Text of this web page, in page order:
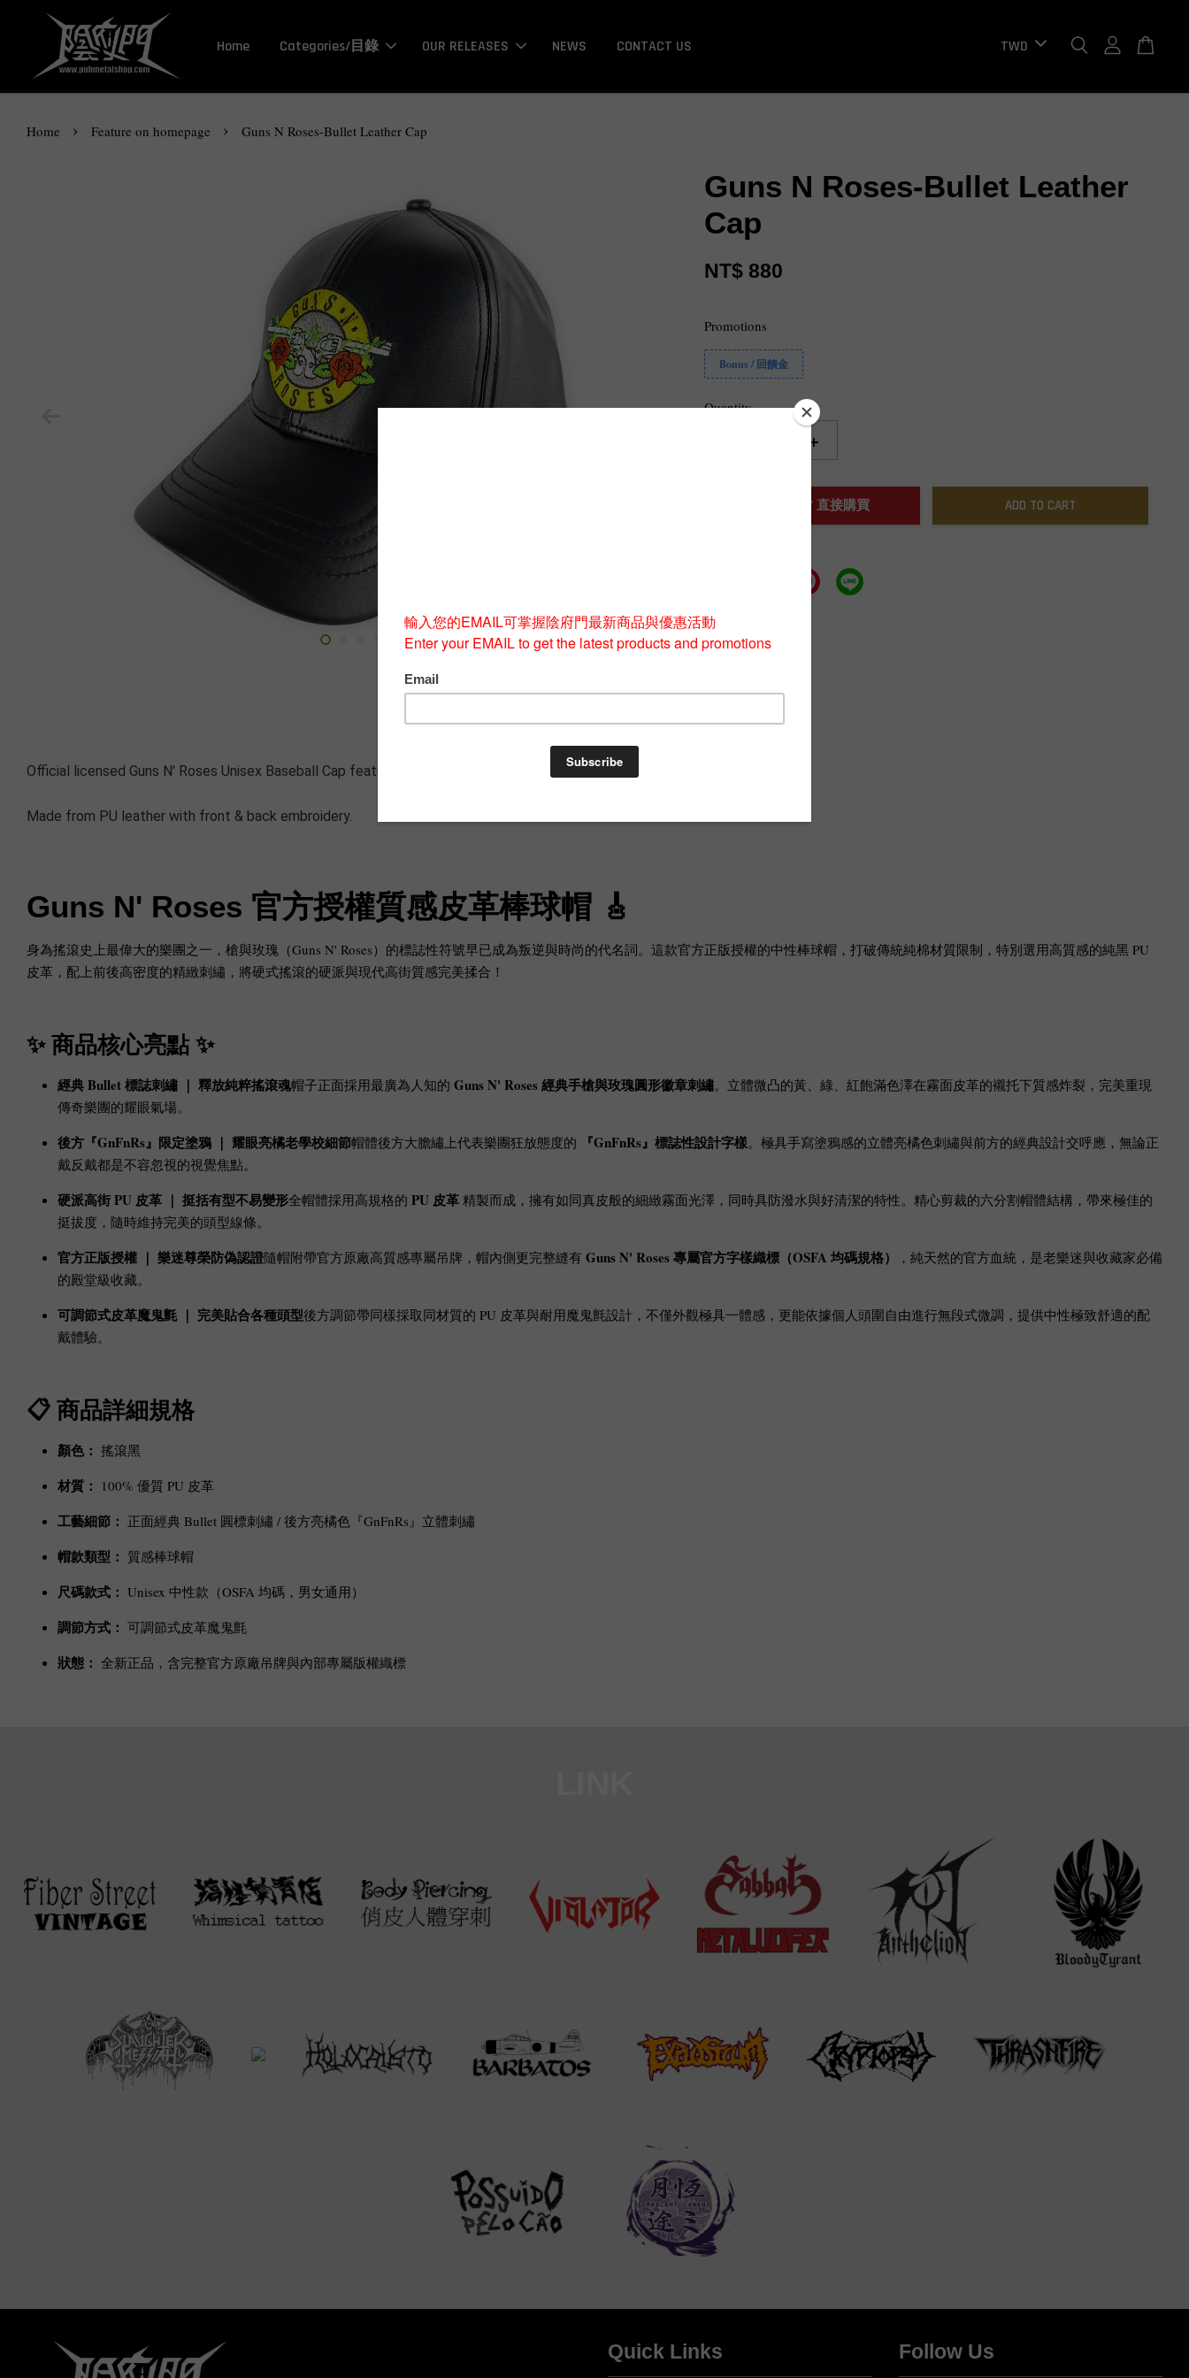
Home Categories/目錄 OUR RELEASES NEWS CONTACT US
Home › Feature on homepage › Guns N Roses-Bullet Leather Cap
Guns N Roses-Bullet Leather
Cap
NT$ 880
Promotions
Bonus / 回饋金
Quantity
+
BUY NOW / 直接購買 ADD TO CART
Official licensed Guns N' Roses Unisex Baseball Cap featuring the 'GnFnRs' design motif.
Made from PU leather with front & back embroidery.
Guns N' Roses 官方授權質感皮革棒球帽 🎸
身為搖滾史上最偉大的樂團之一，槍與玫瑰（Guns N' Roses）的標誌性符號早已成為叛逆與時尚的代名詞。這款官方正版授權的中性棒球帽，打破傳統純棉材質限制，特別選用高質感的純黑 PU
皮革，配上前後高密度的精緻刺繡，將硬式搖滾的硬派與現代高街質感完美揉合！
✨ 商品核心亮點 ✨
經典 Bullet 標誌刺繡 ｜ 釋放純粹搖滾魂帽子正面採用最廣為人知的 Guns N' Roses 經典手槍與玫瑰圓形徽章刺繡。立體微凸的黃、綠、紅飽滿色澤在霧面皮革的襯托下質感炸裂，完美重現
傳奇樂團的耀眼氣場。
後方『GnFnRs』限定塗鴉 ｜ 耀眼亮橘老學校細節帽體後方大膽繡上代表樂團狂放態度的 『GnFnRs』標誌性設計字樣。極具手寫塗鴉感的立體亮橘色刺繡與前方的經典設計交呼應，無論正
戴反戴都是不容忽視的視覺焦點。
硬派高街 PU 皮革 ｜ 挺括有型不易變形全帽體採用高規格的 PU 皮革 精製而成，擁有如同真皮般的細緻霧面光澤，同時具防潑水與好清潔的特性。精心剪裁的六分割帽體結構，帶來極佳的
挺拔度，隨時維持完美的頭型線條。
官方正版授權 ｜ 樂迷尊榮防偽認證隨帽附帶官方原廠高質感專屬吊牌，帽內側更完整縫有 Guns N' Roses 專屬官方字樣織標（OSFA 均碼規格）
，純天然的官方血統，是老樂迷與收藏家必備
的殿堂級收藏。
可調節式皮革魔鬼氈 ｜ 完美貼合各種頭型後方調節帶同樣採取同材質的 PU 皮革與耐用魔鬼氈設計，不僅外觀極具一體感，更能依據個人頭圍自由進行無段式微調，提供中性極致舒適的配
戴體驗。
📋 商品詳細規格
顏色： 搖滾黑
材質： 100% 優質 PU 皮革
工藝細節： 正面經典 Bullet 圓標刺繡 / 後方亮橘色『GnFnRs』立體刺繡
帽款類型： 質感棒球帽
尺碼款式： Unisex 中性款（OSFA 均碼，男女通用）
調節方式： 可調節式皮革魔鬼氈
狀態： 全新正品，含完整官方原廠吊牌與內部專屬版權織標
Quick Links Follow Us